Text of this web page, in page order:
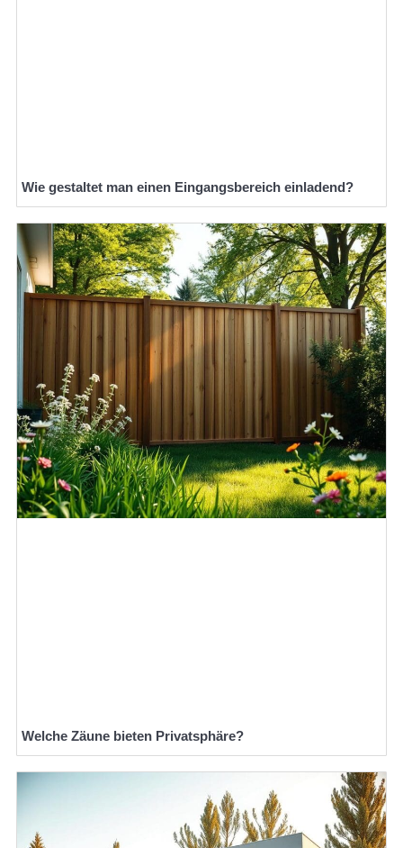
Wie gestaltet man einen Eingangsbereich einladend?
Welche Zäune bieten Privatsphäre?